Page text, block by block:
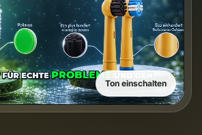
Ton einschalten